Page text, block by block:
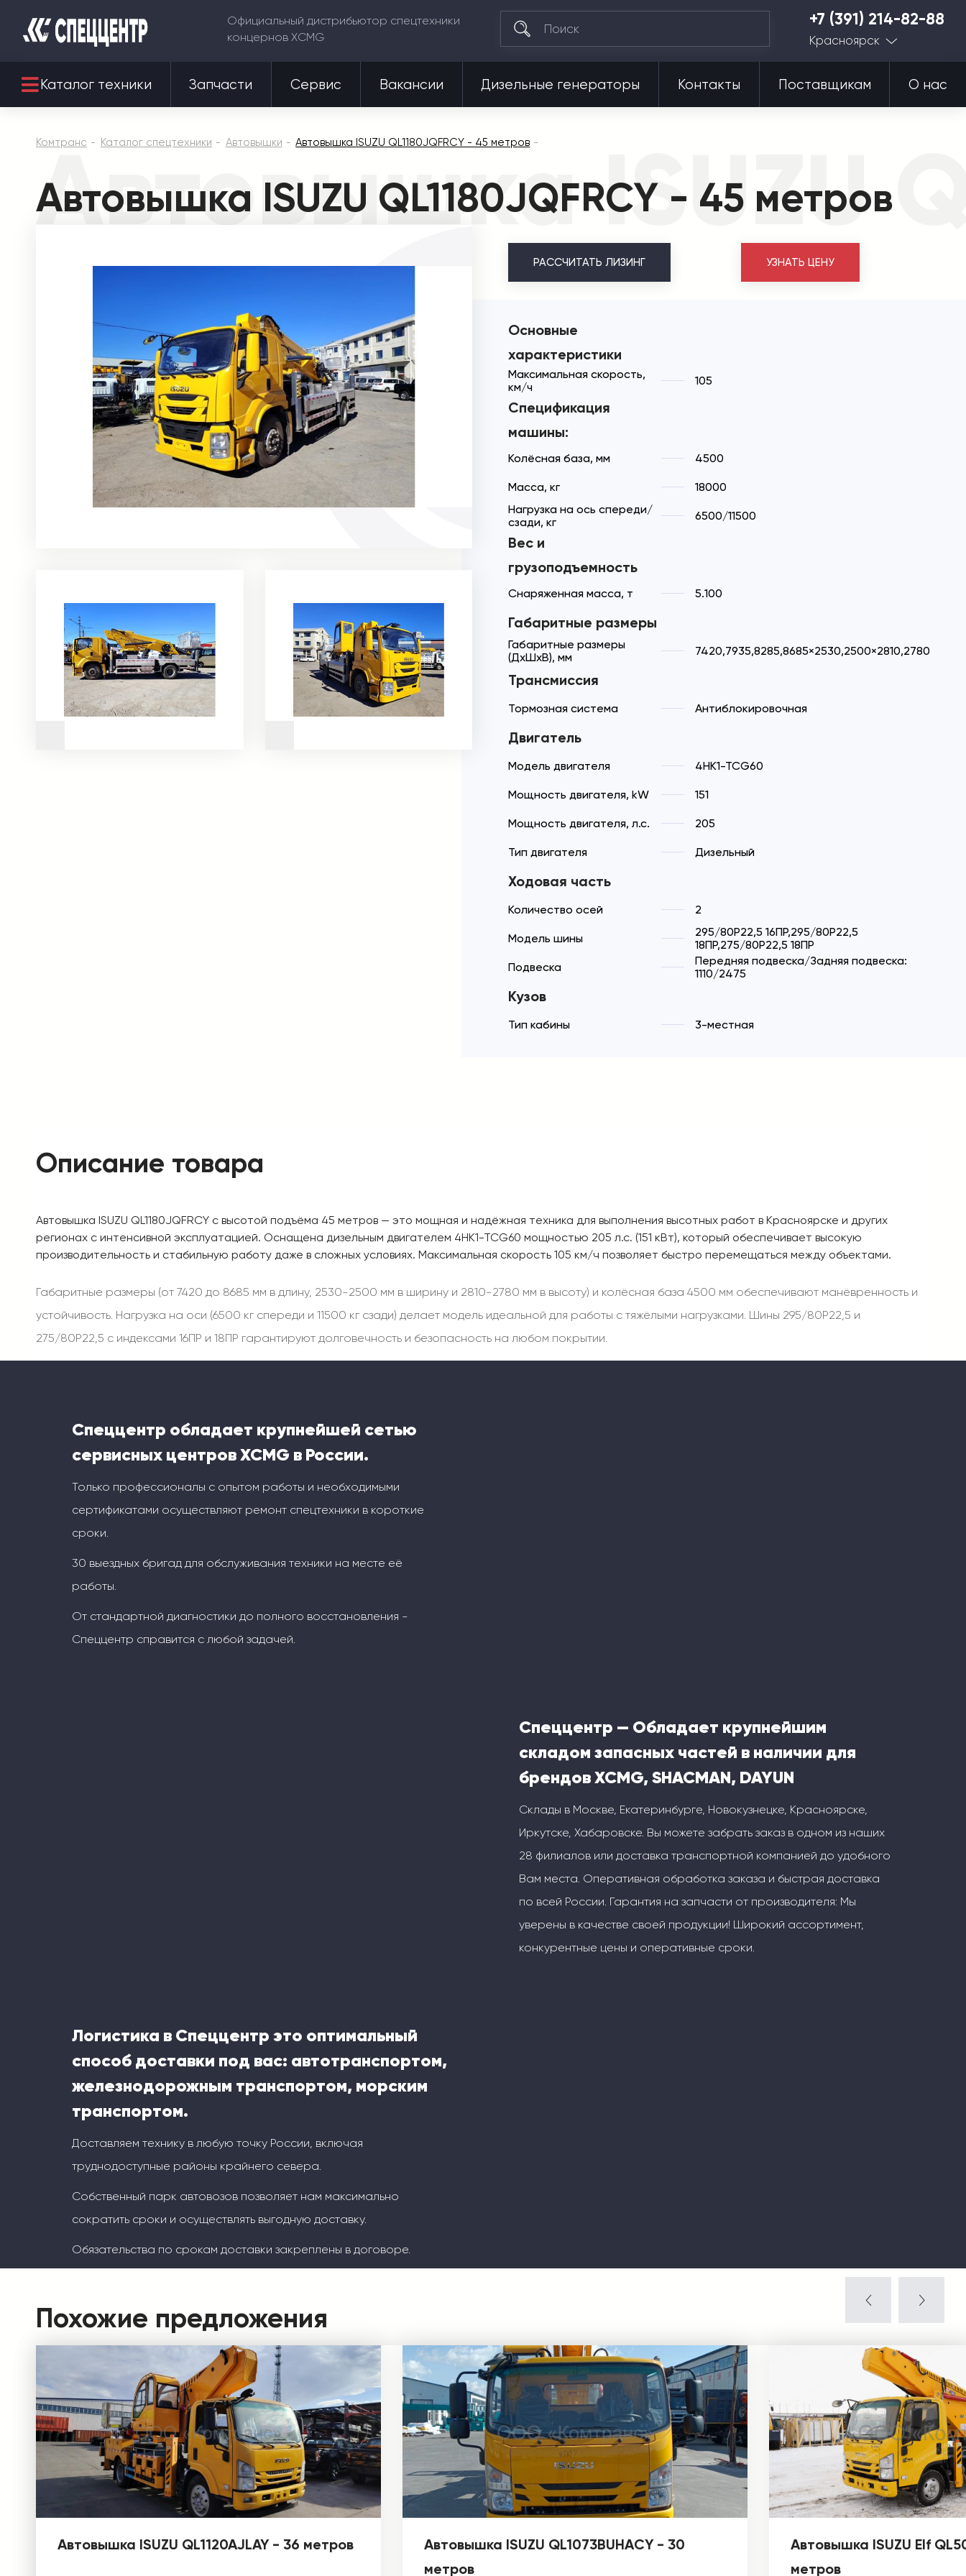
Официальный дистрибьютор спецтехники
концернов XCMG
+7 (391) 214-82-88
Красноярск
Каталог техники Запчасти Сервис Вакансии Дизельные генераторы Контакты Поставщикам О нас
Комтранс Каталог спецтехники Автовышки Автовышка ISUZU QL1180JQFRCY - 45 метров
Автовышка ISUZU
Автовышка ISUZU QL1180JQFRCY - 45 метров
РАССЧИТАТЬ ЛИЗИНГ УЗНАТЬ ЦЕНУ
Основные
характеристики
Максимальная скорость,
км/ч
105
Спецификация
машины:
Колёсная база, мм 4500
Масса, кг
18000
Нагрузка на ось спереди/
сзади, кг
6500/11500
Вес и
грузоподъемность
Снаряженная масса, т 5.100
Габаритные размеры
Габаритные размеры
(ДхШхВ), мм
7420,7935,8285,8685×2530,2500×2810,2780
Трансмиссия
Тормозная система Антиблокировочная
Двигатель
Модель двигателя 4HK1-TCG60
Мощность двигателя, kW 151
Мощность двигателя, л.с. 205
Тип двигателя Дизельный
Ходовая часть
Количество осей 2
Модель шины
295/80Р22,5 16ПР,295/80Р22,5
18ПР,275/80Р22,5 18ПР
Подвеска
Передняя подвеска/Задняя подвеска:
1110/2475
Кузов
Тип кабины 3-местная
Описание товара
Автовышка ISUZU QL1180JQFRCY с высотой подъёма 45 метров — это мощная и надёжная техника для выполнения высотных работ в Красноярске и других
регионах с интенсивной эксплуатацией. Оснащена дизельным двигателем 4HK1-TCG60 мощностью 205 л.с. (151 кВт), который обеспечивает высокую
производительность и стабильную работу даже в сложных условиях. Максимальная скорость 105 км/ч позволяет быстро перемещаться между объектами.
Габаритные размеры (от 7420 до 8685 мм в длину, 2530-2500 мм в ширину и 2810-2780 мм в высоту) и колёсная база 4500 мм обеспечивают манёвренность и
устойчивость. Нагрузка на оси (6500 кг спереди и 11500 кг сзади) делает модель идеальной для работы с тяжёлыми нагрузками. Шины 295/80Р22,5 и
275/80Р22,5 с индексами 16ПР и 18ПР гарантируют долговечность и безопасность на любом покрытии.
Спеццентр обладает крупнейшей сетью
сервисных центров XCMG в России.
Только профессионалы с опытом работы и необходимыми
сертификатами осуществляют ремонт спецтехники в короткие
сроки.
30 выездных бригад для обслуживания техники на месте её
работы.
От стандартной диагностики до полного восстановления -
Спеццентр справится с любой задачей.
Спеццентр — Обладает крупнейшим
складом запасных частей в наличии для
брендов XCMG, SHACMAN, DAYUN
Склады в Москве, Екатеринбурге, Новокузнецке, Красноярске,
Иркутске, Хабаровске. Вы можете забрать заказ в одном из наших
28 филиалов или доставка транспортной компанией до удобного
Вам места. Оперативная обработка заказа и быстрая доставка
по всей России. Гарантия на запчасти от производителя: Мы
уверены в качестве своей продукции! Широкий ассортимент,
конкурентные цены и оперативные сроки.
Логистика в Спеццентр это оптимальный
способ доставки под вас: автотранспортом,
железнодорожным транспортом, морским
транспортом.
Доставляем технику в любую точку России, включая
труднодоступные районы крайнего севера.
Собственный парк автовозов позволяет нам максимально
сократить сроки и осуществлять выгодную доставку.
Обязательства по срокам доставки закреплены в договоре.
Похожие предложения
Автовышка ISUZU QL1120AJLAY - 36 метров
Автовышка ISUZU QL1073BUHACY - 30
метров
Автовышка ISUZU Elf
метров